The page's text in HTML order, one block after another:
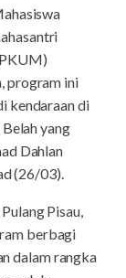
program ini
kendaraan di
yang
Dahlan
(26/03).
Pisau,
berbagi
dalam rangka